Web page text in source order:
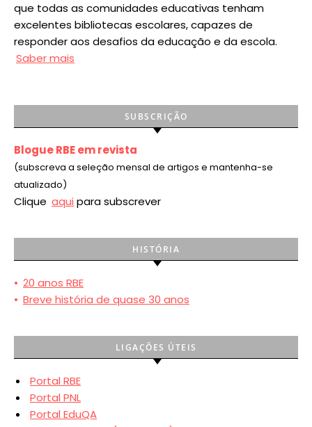
que todas as comunidades educativas tenham
excelentes bibliotecas escolares, capazes de
responder aos desafios da educação e da escola.
Saber mais
SUBSCRIÇÃO
Blogue RBE em revista
(subscreva a seleção mensal de artigos e mantenha-se
atualizado)
Clique aqui para subscrever
HISTÓRIA
• 20 anos RBE
• Breve história de quase 30 anos
LIGAÇÕES ÚTEIS
Portal RBE
Portal PNL
Portal EduQA